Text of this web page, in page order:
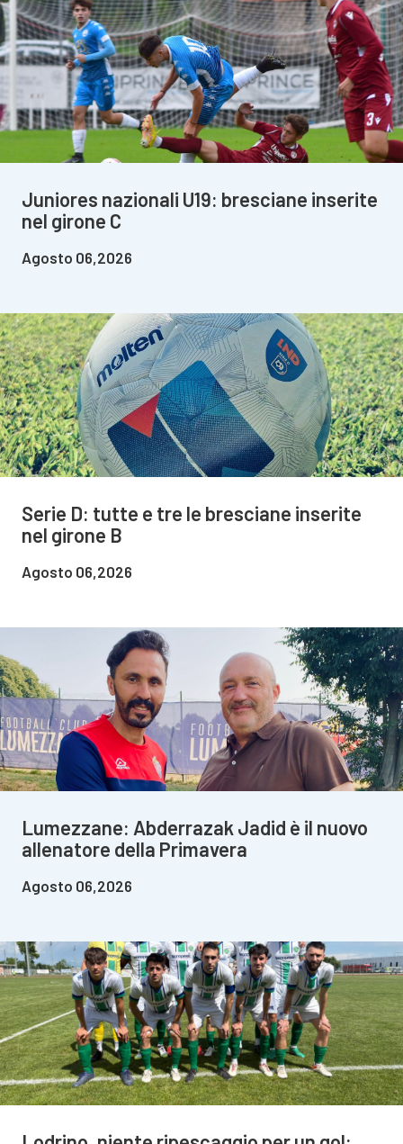
Juniores nazionali U19: bresciane inserite
nel girone C
Agosto 06,2026
Serie D: tutte e tre le bresciane inserite
nel girone B
Agosto 06,2026
Lumezzane: Abderrazak Jadid è il nuovo
allenatore della Primavera
Agosto 06,2026